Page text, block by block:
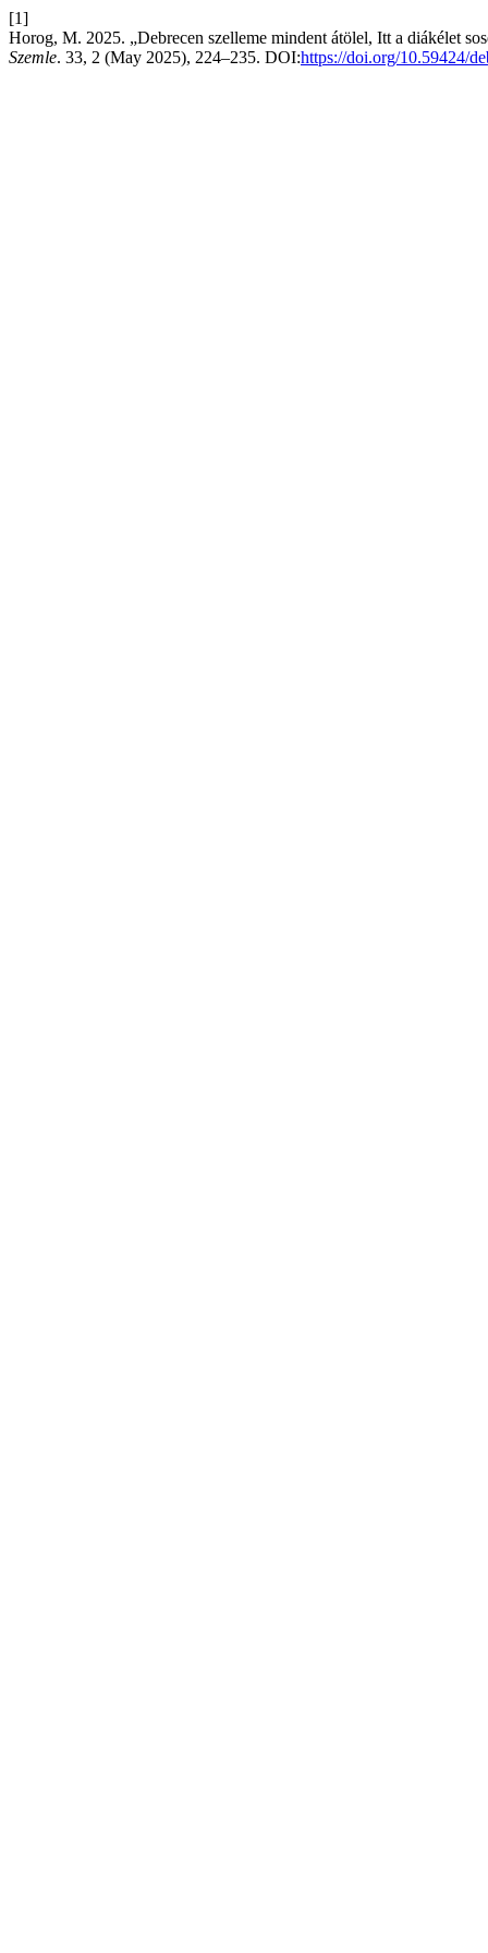
[1]
Horog, M. 2025. „Debrecen szelleme mindent átölel, Itt a diákélet
Szemle. 33, 2 (May 2025), 224–235. DOI:https://doi.org/10.59424/